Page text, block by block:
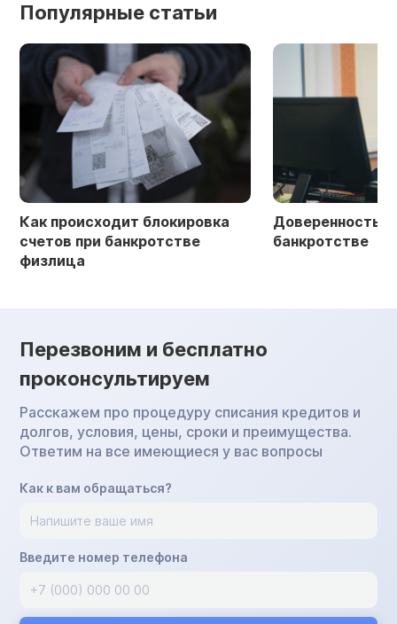
Популярные статьи
Как происходит блокировка
счетов при банкротстве
физлица
Доверенность
банкротстве
Перезвоним и бесплатно
проконсультируем
Расскажем про процедуру списания кредитов и
долгов, условия, цены, сроки и преимущества.
Ответим на все имеющиеся у вас вопросы
Как к вам обращаться?
Введите номер телефона